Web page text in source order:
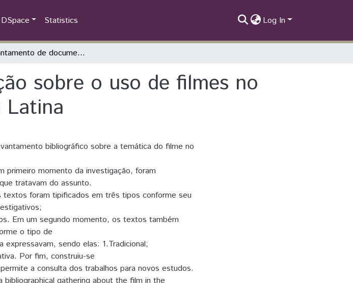
Statistics Log In
Levantamento de documentação sobre o uso de filmes no ensino de História na América Latina
sobre o uso de filmes no
Latina
bibliográfico sobre a temática do filme no
primeiro momento da investigação, foram
tratavam do assunto.
foram tipificados em três tipos conforme seu
Em um segundo momento, os textos também
o tipo de
expressavam, sendo elas: 1.Tradicional;
Por fim, construiu-se
a consulta dos trabalhos para novos estudos.